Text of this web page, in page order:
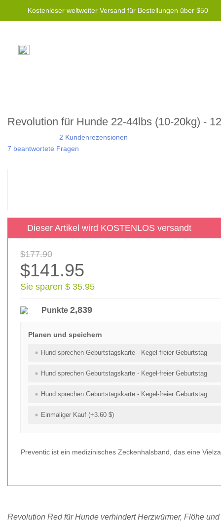
Kostenloser weltweiter Versand für Bestellungen über $50
Revolution für Hunde 22-44lbs (10-20kg) -
2 Kundenrezensionen
7 beantwortete Fragen
Dieser Artikel wird KOSTENLOS versandt
$177.90
$141.95
Sie sparen $ 35.95
Punkte 2,839
Planen und speichern
Hund sprechen Geburtstagskarte - Kegel-freier Geburtstag
Hund sprechen Geburtstagskarte - Kegel-freier Geburtstag
Hund sprechen Geburtstagskarte - Kegel-freier Geburtstag
Einmaliger Kauf (+3.60 $)
Preventic ist ein medizinisches Zeckenhalsband, das eine
Revolution Red für Hunde verhindert Herzwürmer, Flöhe